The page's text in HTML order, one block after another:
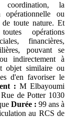
la
ou
de toute nature. Et
opérations
financières,
pouvant se
indirectement à
objet similaire ou
d'en favoriser le
: M Elbayoumi
de Potter 1030
Durée : 99 ans à
au RCS de